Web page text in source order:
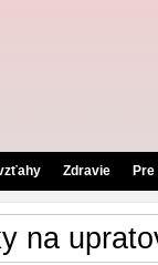
Zdravie
na